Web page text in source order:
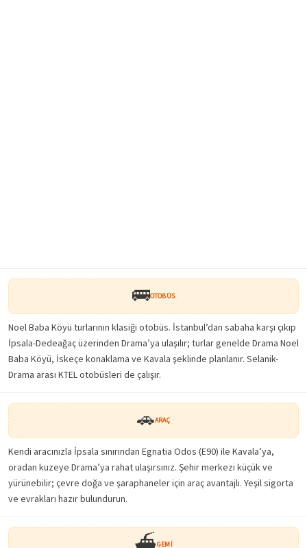
🚌OTOBÜS
Noel Baba Köyü turlarının klasiği otobüs. İstanbul’dan sabaha karşı çıkıp
İpsala-Dedeağaç üzerinden Drama’ya ulaşılır; turlar genelde Drama Noel
Baba Köyü, İskeçe konaklama ve Kavala şeklinde planlanır. Selanik-
Drama arası KTEL otobüsleri de çalışır.
🚗ARAÇ
Kendi aracınızla İpsala sınırından Egnatia Odos (E90) ile Kavala’ya,
oradan kuzeye Drama’ya rahat ulaşırsınız. Şehir merkezi küçük ve
yürünebilir; çevre doğa ve şaraphaneler için araç avantajlı. Yeşil sigorta
ve evrakları hazır bulundurun.
⛴️GEMI